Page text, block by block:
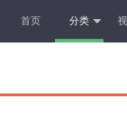
首页 分类